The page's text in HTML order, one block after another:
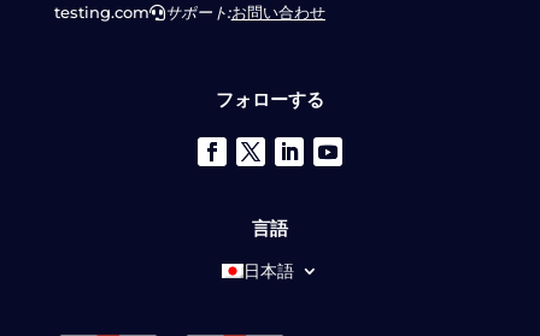
testing.com
サポート:お問い合わせ
フォローする
言語
日本語